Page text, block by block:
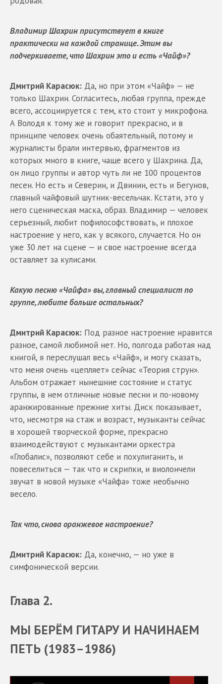
Владимир Шахрин присутствует в книге
практически на каждой странице. Этим вы
подчеркиваете, что Шахрин это и есть «Чайф»?
Дмитрий Карасюк: Да, но при этом «Чайф» — не
только Шахрин. Согласитесь, любая группа, прежде
всего, ассоциируется с тем, кто стоит у микрофона.
А Володя к тому же и говорит прекрасно, и в
принципе человек очень обаятельный, потому и
журналисты брали интервью, фрагментов из
которых много в книге, чаще всего у Шахрина. Да,
он лицо группы и автор чуть ли не 100 процентов
песен. Но есть и Северин, и Двинин, есть и Бегунов,
главный чайфовый шутник-весельчак. Кстати, это у
него сценическая маска, образ. Владимир — человек
серьезный, любит пофилософствовать, и плохое
настроение у него, как у всякого, случается. Но он
уже 30 лет на сцене — и свое настроение всегда
оставляет за кулисами.
Какую песню «Чайфа» вы, главный специалист по
группе, любите больше остальных?
Дмитрий Карасюк: Под разное настроение нравится
разное, самой любимой нет. Но, полгода работая над
книгой, я переслушал весь «Чайф», и могу сказать,
что меня очень «цепляет» сейчас «Теория струн».
Альбом отражает нынешние состояние и статус
группы, в нем отличные новые песни и по-новому
аранжированные прежние хиты. Диск показывает,
что, несмотря на стаж и возраст, музыканты сейчас
в хорошей творческой форме, прекрасно
взаимодействуют с музыкантами оркестра
«Глобалис», позволяют себе и похулиганить, и
повеселиться — так что и скрипки, и виолончели
звучат в новой музыке «Чайфа» тоже необычно
весело.
Так что, снова оранжевое настроение?
Дмитрий Карасюк: Да, конечно, — но уже в
симфонической версии.
Глава 2.
МЫ БЕРЁМ ГИТАРУ И НАЧИНАЕМ
ПЕТЬ (1983–1986)